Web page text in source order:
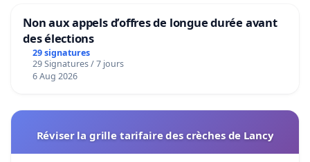
Non aux appels d’offres de longue durée avant
des élections
29 signatures
29 Signatures / 7 jours
6 Aug 2026
Réviser la grille tarifaire des crèches de Lancy